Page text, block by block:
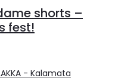
shorts –
fest!